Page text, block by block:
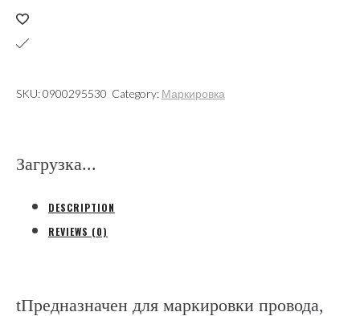
(ONKA
Турция)
SKU:0900295530 Category: Маркировка
Загрузка...
DESCRIPTION
REVIEWS (0)
tПредназначен для маркировки провода,